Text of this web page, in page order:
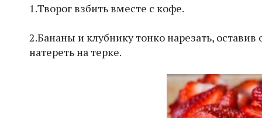
1.Творог взбить вместе с кофе.
2.Бананы и клубнику тонко нарезать,
натереть на терке.